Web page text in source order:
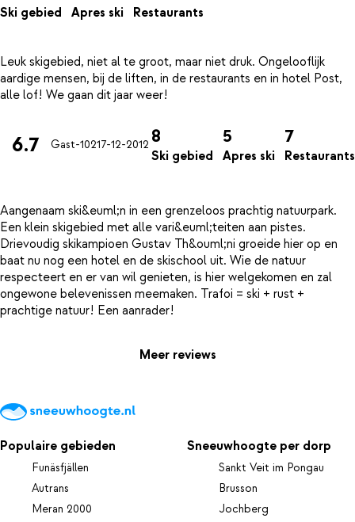
Ski gebied Apres ski Restaurants
Leuk skigebied, niet al te groot, maar niet druk. Ongelooflijk
aardige mensen, bij de liften, in de restaurants en in hotel Post,
6.7 Gast-10217-12-2012 8
Ski gebied
5
Apres ski
7
Restaurants
Aangenaam ski&euml;n in een grenzeloos prachtig natuurpark.
Een klein skigebied met alle vari&euml;teiten aan pistes.
Drievoudig skikampioen Gustav Th&ouml;ni groeide hier op en
baat nu nog een hotel en de skischool uit. Wie de natuur
respecteert en er van wil genieten, is hier welgekomen en zal
ongewone belevenissen meemaken. Trafoi = ski + rust +
Meer reviews
Populaire gebieden
Funäsfjällen
Autrans
Meran 2000
Sneeuwhoogte per dorp
Sankt Veit im Pongau
Brusson
Jochberg